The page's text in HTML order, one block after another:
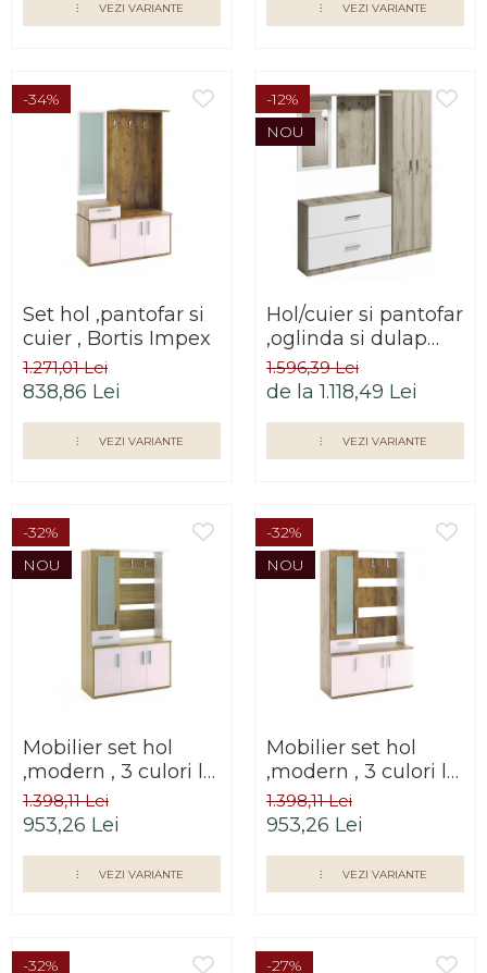
VEZI VARIANTE VEZI VARIANTE
-34%
Set hol ,pantofar si
cuier , Bortis Impex
1.271,01 Lei
838,86 Lei
VEZI VARIANTE
-12%
NOU
Hol/cuier si pantofar
,oglinda si dulap
inclus ,Bortis Impex
1.596,39 Lei
de la 1.118,49 Lei
VEZI VARIANTE
-32%
NOU
Mobilier set hol
,modern , 3 culori la
alegere, Bortis
Impex
1.398,11 Lei
953,26 Lei
VEZI VARIANTE
-32%
NOU
Mobilier set hol
,modern , 3 culori la
alegere, Bortis
Impex
1.398,11 Lei
953,26 Lei
VEZI VARIANTE
-32% -27%